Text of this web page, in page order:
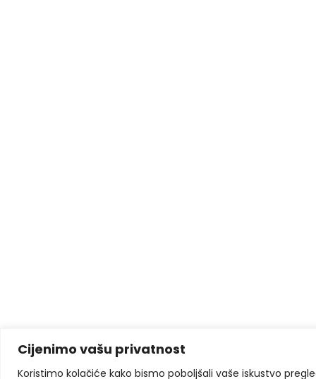
Cijenimo vašu privatnost
Koristimo kolačiće kako bismo poboljšali vaše iskustvo